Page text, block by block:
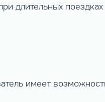
длительных
имеет